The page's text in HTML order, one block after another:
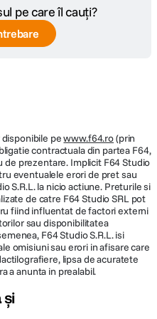
-5° pana la 20° Rotire
15° / 15° Pivot: 90°
115 mm
pe care îl cauți?
disponibile pewww.f64.ro(prin
contractuala din partea F64,
prezentare. Implicit F64 Studio
eventualele erori de pret sau
S.R.L. la nicio actiune. Preturile si
de catre F64 Studio SRL pot
fiind influentat de factori externi
sau disponibilitatea
F64 Studio S.R.L. isi
omisiuni sau erori in afisare care
lipsa de acuratete
a anunta in prealabil.